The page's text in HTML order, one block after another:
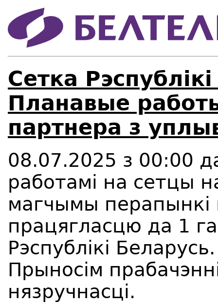
Сетка
Планавые
партнера з
08.07.2025 з 00:00
работамі на сетцы
магчымы перапынкі
працягласцю да 1
Рэспублікі Беларусь.
Прыносім
нязручнасці.